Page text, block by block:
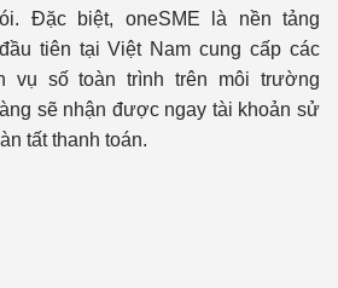
Đặc biệt, oneSME là nền tảng
tiên tại Việt Nam cung cấp các
vụ số toàn trình trên môi trường
sẽ nhận được ngay tài khoản sử
tất thanh toán.